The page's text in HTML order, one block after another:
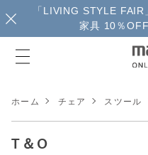
「LIVING STYLE
家具 10％
ホーム チェア スツール
T＆O